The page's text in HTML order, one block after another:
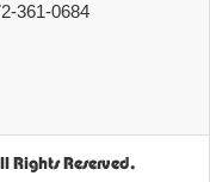
361-0684